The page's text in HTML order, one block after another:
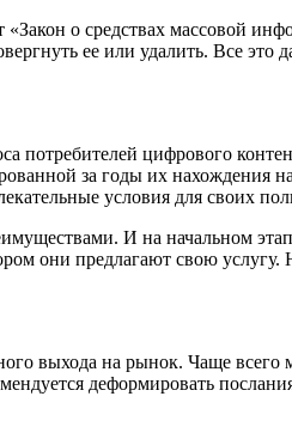
о средствах массовой
ее или удалить. Все это
цифрового
за годы их нахождения
условия для своих
И на начальном
они предлагают свою услугу.
выхода на рынок. Чаще
деформировать